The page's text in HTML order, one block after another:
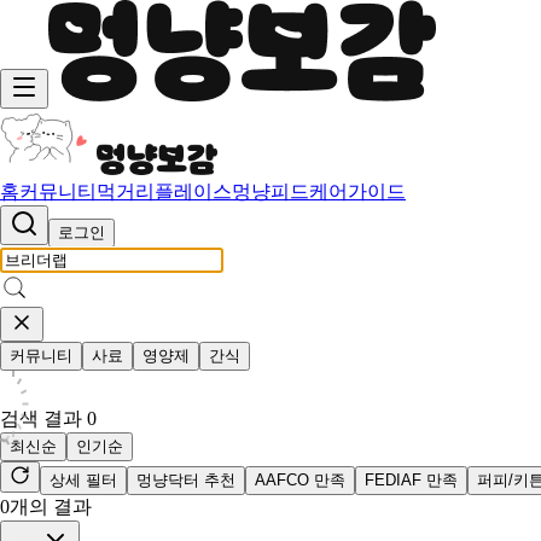
홈커뮤니티 먹거리 플레이스멍냥피드케어가이드
로그인
커뮤니티 사료 영양제 간식
검색 결과 0
최신순
인기순
상세 필터
멍냥닥터 추천 AAFCO 만족 FEDIAF 만족 퍼피/키
0개의 결과